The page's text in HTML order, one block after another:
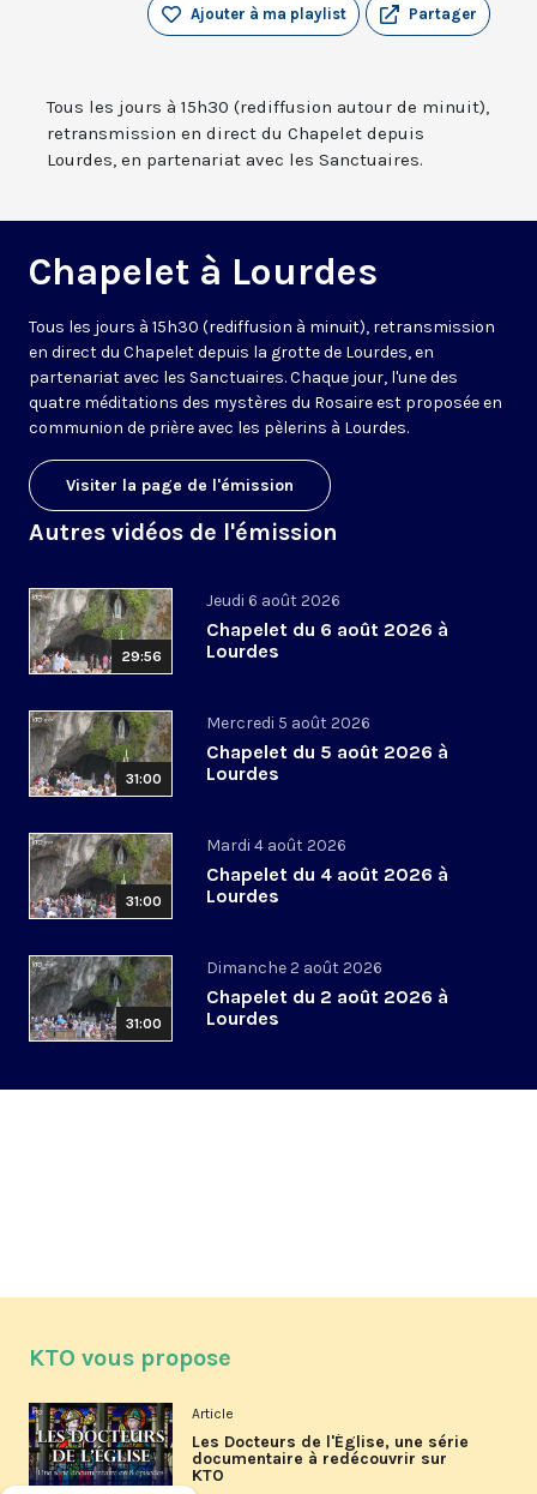
Partager
Ajouter à ma playlist
Tous les jours à 15h30 (rediffusion autour de minuit),
retransmission en direct du Chapelet depuis
Lourdes, en partenariat avec les Sanctuaires.
Chapelet à Lourdes
Tous les jours à 15h30 (rediffusion à minuit), retransmission
en direct du Chapelet depuis la grotte de Lourdes, en
partenariat avec les Sanctuaires. Chaque jour, l'une des
quatre méditations des mystères du Rosaire est proposée en
communion de prière avec les pèlerins à Lourdes.
Visiter la page de l'émission
Autres vidéos de l'émission
29:56
Jeudi 6 août 2026
Chapelet du 6 août 2026 à
Lourdes
31:00
Mercredi 5 août 2026
Chapelet du 5 août 2026 à
Lourdes
31:00
Mardi 4 août 2026
Chapelet du 4 août 2026 à
Lourdes
31:00
Dimanche 2 août 2026
Chapelet du 2 août 2026 à
Lourdes
KTO vous propose
Article
Les Docteurs de l'Église, une série
documentaire à redécouvrir sur
KTO